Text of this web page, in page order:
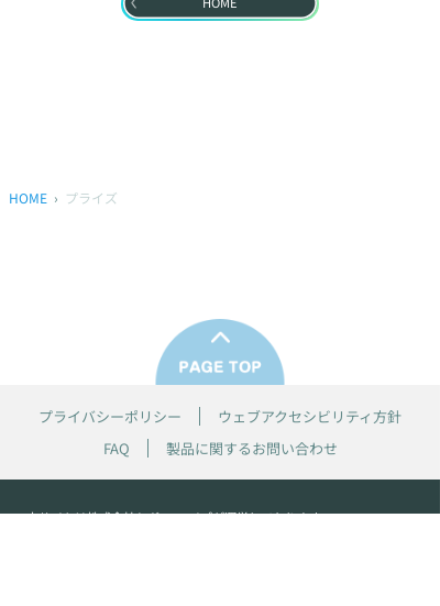
HOME プライズ
プライバシーポリシー
ウェブアクセシビリティ方針
FAQ
製品に関するお問い合わせ
本サイトは株式会社セガ フェイブが運営しております。